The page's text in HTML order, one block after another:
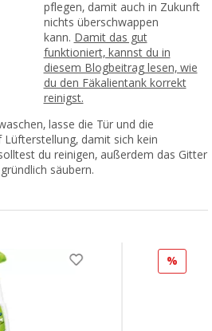
pflegen, damit auch in Zukunft
nichts überschwappen
kann. Damit das gut
funktioniert, kannst du in
diesem Blogbeitrag lesen, wie
du den Fäkalientank korrekt
reinigst.
lasse die Tür und die
damit sich kein
du reinigen, außerdem das Gitter
säubern.
%